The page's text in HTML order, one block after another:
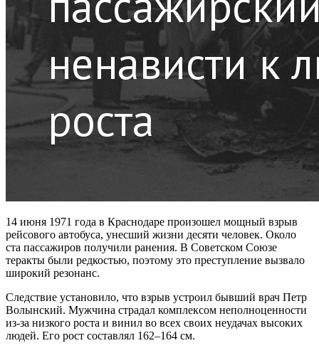
14 июня 1971 года в Краснодаре произошел мощный взрыв
рейсового автобуса, унесший жизни десяти человек. Около
ста пассажиров получили ранения. В Советском Союзе
теракты были редкостью, поэтому это преступление вызвало
широкий резонанс.
Следствие установило, что взрыв устроил бывший врач Петр
Волынский. Мужчина страдал комплексом неполноценности
из-за низкого роста и винил во всех своих неудачах высоких
людей. Его рост составлял 162–164 см.